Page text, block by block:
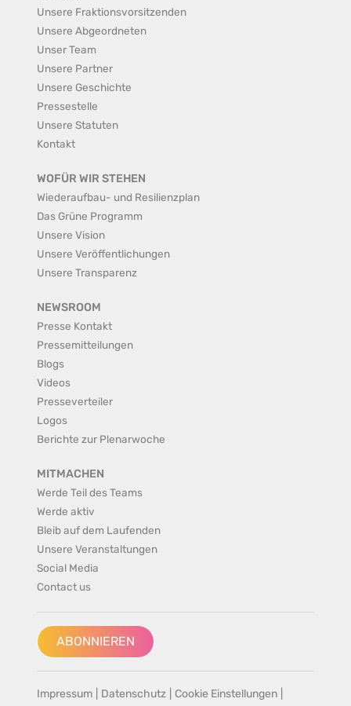
Unsere Fraktionsvorsitzenden
Unsere Abgeordneten
Unser Team
Unsere Partner
Unsere Geschichte
Pressestelle
Unsere Statuten
Kontakt
WOFÜR WIR STEHEN
Wiederaufbau- und Resilienzplan
Das Grüne Programm
Unsere Vision
Unsere Veröffentlichungen
Unsere Transparenz
NEWSROOM
Presse Kontakt
Pressemitteilungen
Blogs
Videos
Presseverteiler
Logos
Berichte zur Plenarwoche
MITMACHEN
Werde Teil des Teams
Werde aktiv
Bleib auf dem Laufenden
Unsere Veranstaltungen
Social Media
Contact us
ABONNIEREN
Impressum Datenschutz Cookie Einstellungen